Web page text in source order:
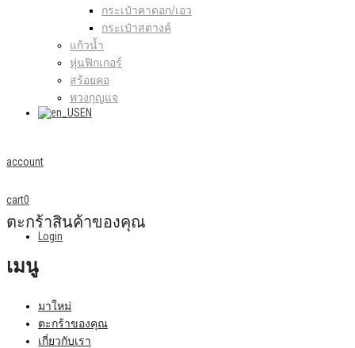
กระเป๋าคาดอก/เอว
กระเป๋าสตางค์
แก้วน้ำ
หุ่นฟิกเกอร์
สร้อยคอ
พวงกุญแจ
EN
account
Login
cart0
ตะกร้าสินค้าของคุณ
เมนู
มาใหม่
ตะกร้าของคุณ
เกี่ยวกับเรา